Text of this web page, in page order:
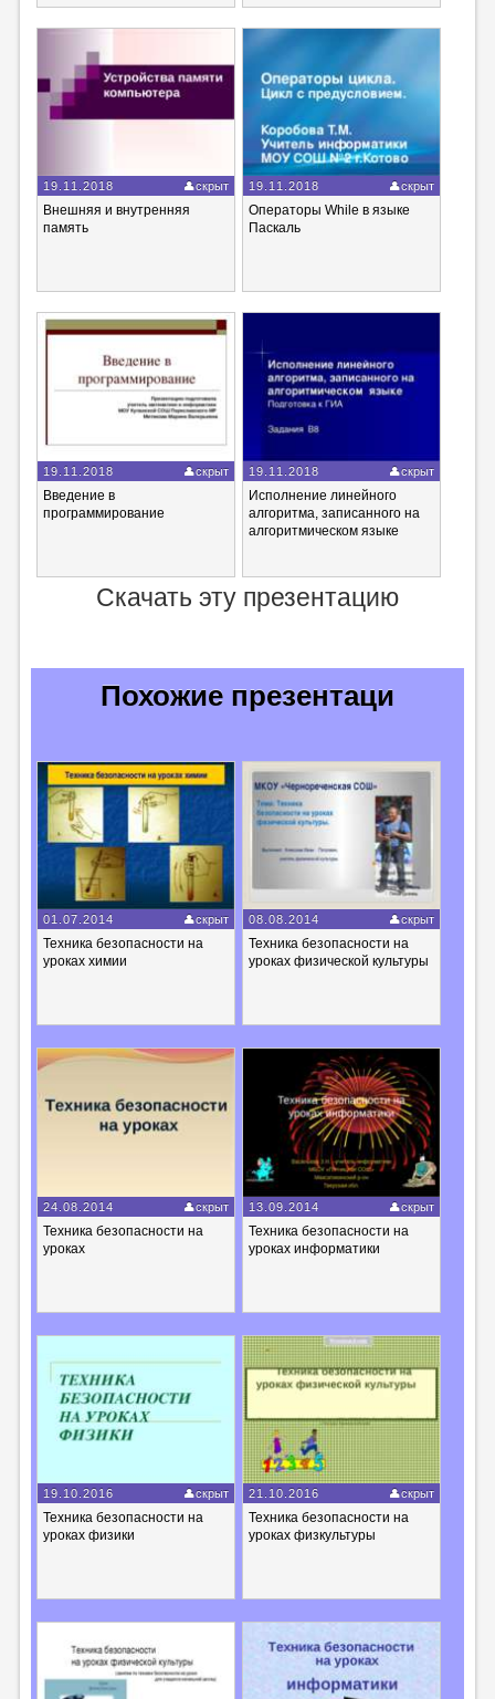
19.11.2018 скрыт
Внешняя и внутренняя
память
19.11.2018 скрыт
Операторы While в языке
Паскаль
19.11.2018 скрыт
Введение в
программирование
19.11.2018 скрыт
Исполнение линейного
алгоритма, записанного на
алгоритмическом языке
Скачать эту презентацию
Похожие презентаци
01.07.2014 скрыт
Техника безопасности на
уроках химии
08.08.2014 скрыт
Техника безопасности на
уроках физической культуры
24.08.2014 скрыт
Техника безопасности на
уроках
13.09.2014 скрыт
Техника безопасности на
уроках информатики
19.10.2016 скрыт
Техника безопасности на
уроках физики
21.10.2016 скрыт
Техника безопасности на
уроках физкультуры